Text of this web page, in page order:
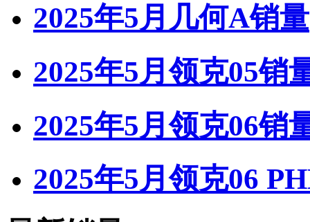
2025年5月几何A销量
2025年5月领克05销
2025年5月领克06销
2025年5月领克06